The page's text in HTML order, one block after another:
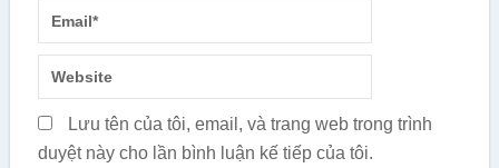
Lưu tên của tôi, email, và trang web trong trình
duyệt này cho lần bình luận kế tiếp của tôi.